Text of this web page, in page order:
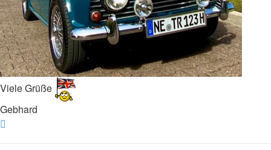
Viele Grüße
Gebhard